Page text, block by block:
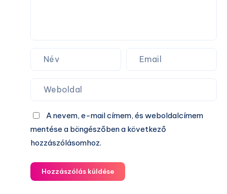
A nevem, e-mail címem, és weboldalcímem
mentése a böngészőben a következő
hozzászólásomhoz.
Hozzászólás küldése